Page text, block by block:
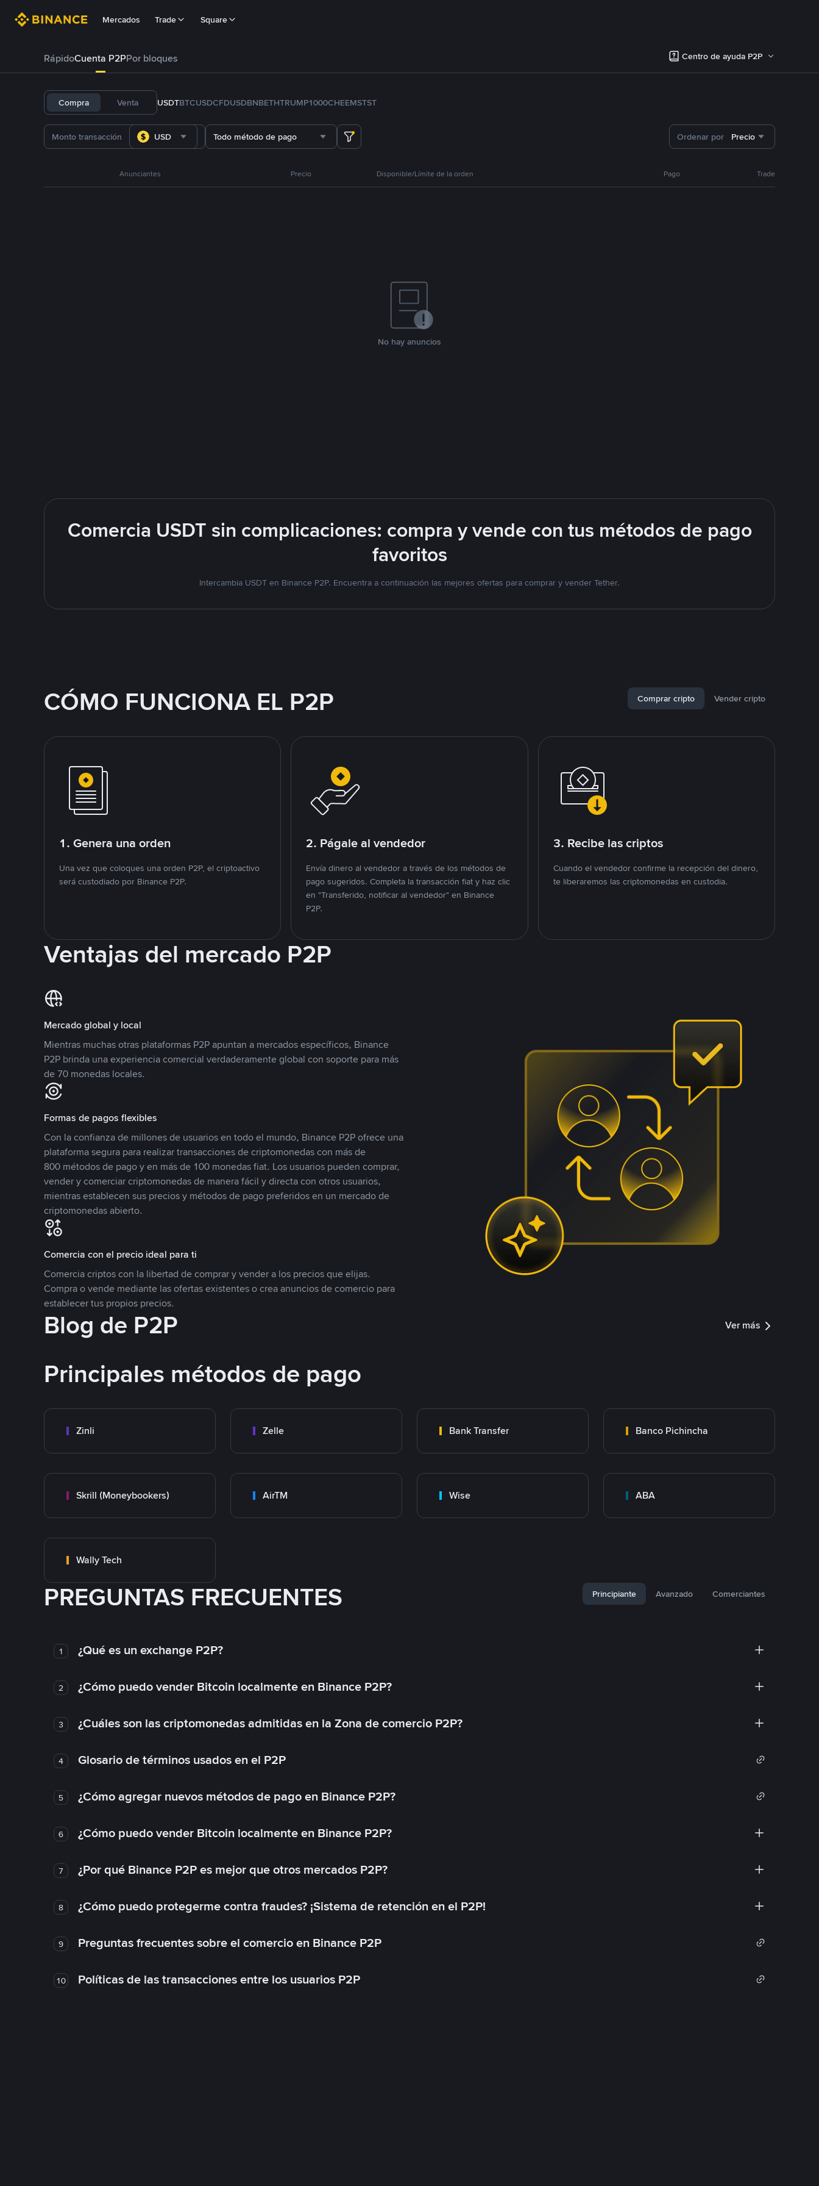
Mercados Trade Square
RápidoCuenta P2PPor bloques Centro de ayuda P2P
Compra Venta USDTBTCUSDCFDUSDBNBETHTRUMP1000CHEEMSTST
USD Todo método de pago Ordenar por Precio
Anunciantes Precio Disponible/Límite de la orden Pago Trade
No hay anuncios
Comercia USDT sin complicaciones: compra y vende con tus métodos de pago
favoritos
Intercambia USDT en Binance P2P. Encuentra a continuación las mejores ofertas para comprar y vender Tether.
CÓMO FUNCIONA EL P2P Comprar cripto Vender cripto
1. Genera una orden
Una vez que coloques una orden P2P, el criptoactivo
será custodiado por Binance P2P.
2. Págale al vendedor
Envía dinero al vendedor a través de los métodos de
pago sugeridos. Completa la transacción fiat y haz clic
en "Transferido, notificar al vendedor" en Binance
P2P.
3. Recibe las criptos
Cuando el vendedor confirme la recepción del dinero,
te liberaremos las criptomonedas en custodia.
Ventajas del mercado P2P
Mercado global y local
Mientras muchas otras plataformas P2P apuntan a mercados específicos, Binance
P2P brinda una experiencia comercial verdaderamente global con soporte para más
de 70 monedas locales.
Formas de pagos flexibles
Con la confianza de millones de usuarios en todo el mundo, Binance P2P ofrece una
plataforma segura para realizar transacciones de criptomonedas con más de
800 métodos de pago y en más de 100 monedas fiat. Los usuarios pueden comprar,
vender y comerciar criptomonedas de manera fácil y directa con otros usuarios,
mientras establecen sus precios y métodos de pago preferidos en un mercado de
criptomonedas abierto.
Comercia con el precio ideal para ti
Comercia criptos con la libertad de comprar y vender a los precios que elijas.
Compra o vende mediante las ofertas existentes o crea anuncios de comercio para
establecer tus propios precios.
Blog de P2P Ver más
Principales métodos de pago
Zinli Zelle Bank Transfer Banco Pichincha
Skrill (Moneybookers) AirTM Wise ABA
Wally Tech
PREGUNTAS FRECUENTES Principiante Avanzado Comerciantes
1 ¿Qué es un exchange P2P?
2 ¿Cómo puedo vender Bitcoin localmente en Binance P2P?
3 ¿Cuáles son las criptomonedas admitidas en la Zona de comercio P2P?
4 Glosario de términos usados en el P2P
5 ¿Cómo agregar nuevos métodos de pago en Binance P2P?
6 ¿Cómo puedo vender Bitcoin localmente en Binance P2P?
7 ¿Por qué Binance P2P es mejor que otros mercados P2P?
8 ¿Cómo puedo protegerme contra fraudes? ¡Sistema de retención en el P2P!
9 Preguntas frecuentes sobre el comercio en Binance P2P
10 Políticas de las transacciones entre los usuarios P2P